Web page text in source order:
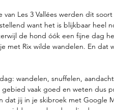
Les 3 Vallées werden dit
want het is blijkbaar heel
de hond óók een fijne dag
met Rix wilde wandelen. En dat
wandelen, snuffelen,
vaak goed en weten dus
dat jij in je skibroek met Google